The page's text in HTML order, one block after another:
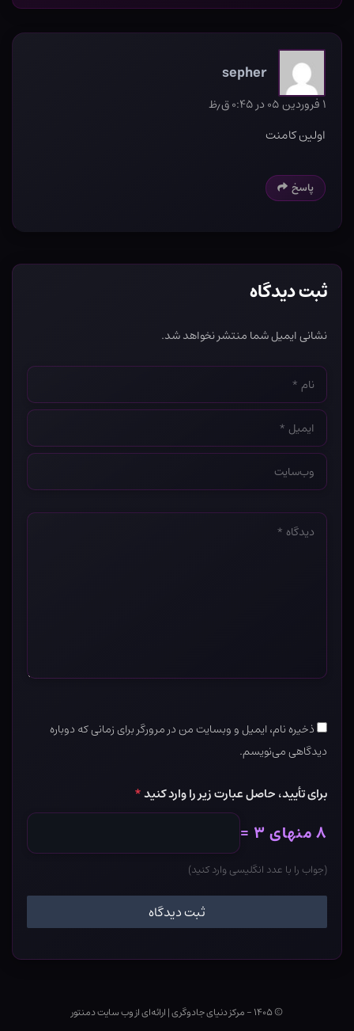
sepher
۱ فروردین ۰۵ در ۰:۴۵ ق٫ظ
اولین کامنت
پاسخ
ثبت دیدگاه
نشانی ایمیل شما منتشر نخواهد شد.
نام
*
ایمیل
*
وب‌سایت
*
دیدگاه
ذخیره نام، ایمیل و وبسایت من در مرورگر برای زمانی که دوباره
دیدگاهی می‌نویسم.
برای تأیید، حاصل عبارت زیر را وارد کنید*
۸ منهای ۳ =
(جواب را با عدد انگلیسی وارد کنید)
© ۱۴۰۵ - مرکز دنیای جادوگری |ارائه‌ای از وب ‌سایت دمنتور